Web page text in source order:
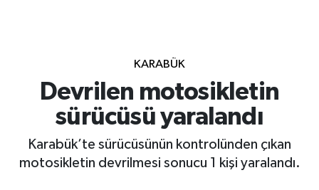
KARABÜK
Devrilen motosikletin
sürücüsü yaralandı
Karabük’te sürücüsünün kontrolünden çıkan
motosikletin devrilmesi sonucu 1 kişi yaralandı.